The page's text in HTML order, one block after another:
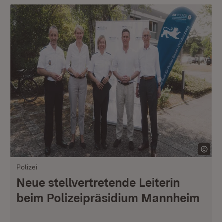
Polizei
Neue stellvertretende Leiterin
beim Polizeipräsidium Mannheim